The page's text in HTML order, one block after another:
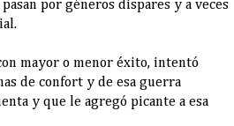
por géneros dispares y a veces
mayor o menor éxito, intentó
de confort y de esa guerra
y que le agregó picante a esa